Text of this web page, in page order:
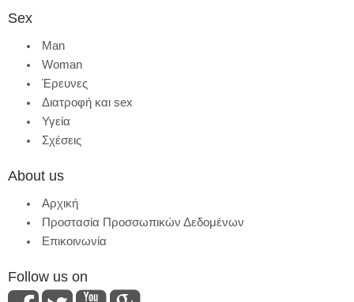
Sex
Man
Woman
Έρευνες
Διατροφή και sex
Υγεία
Σχέσεις
About us
Αρχική
Προστασία Προσσωπικών Δεδομένων
Επικοινωνία
Follow us on